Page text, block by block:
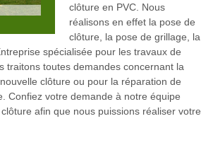
clôture en PVC. Nous
réalisons en effet la pose de
clôture, la pose de grillage, la
spécialisée pour les travaux de
traitons toutes demandes concernant la
clôture ou pour la réparation de
Confiez votre demande à notre équipe
afin que nous puissions réaliser votre